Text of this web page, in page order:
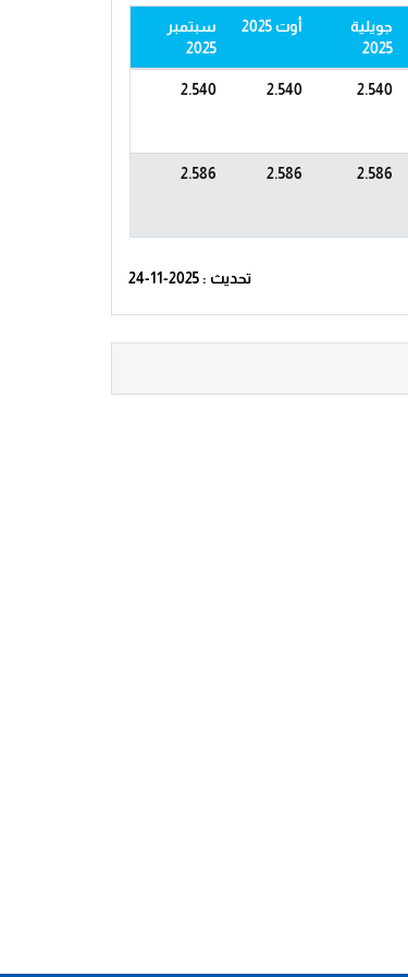
جويلية
2025
أوت 2025
سبتمبر
2025
2.540
2.540
2.540
2.586
2.586
2.586
تحديث : 2025-11-24